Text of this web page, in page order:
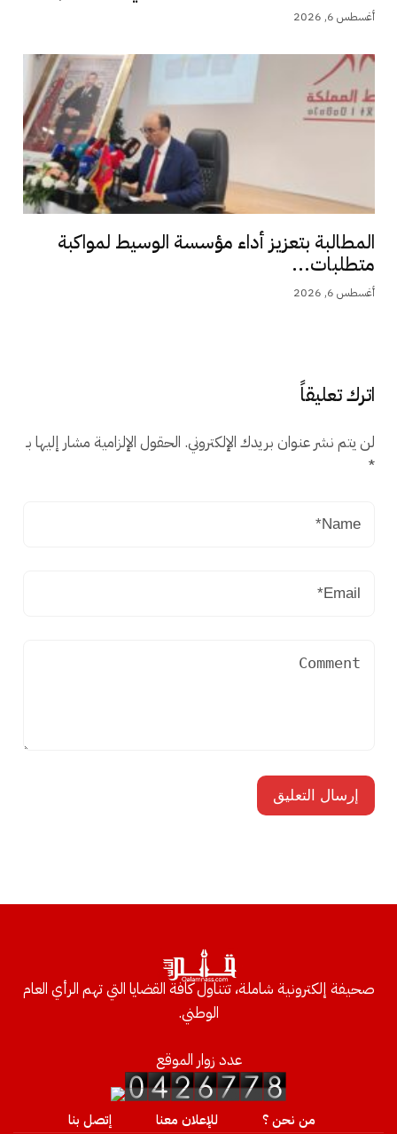
أغسطس 6, 2026
المطالبة بتعزيز أداء مؤسسة الوسيط لمواكبة
متطلبات...
أغسطس 6, 2026
اترك تعليقاً
لن يتم نشر عنوان بريدك الإلكتروني. الحقول الإلزامية مشار إليها بـ
*
صحيفة إلكترونية شاملة، تتناول كافة القضايا التي تهم الرأي العام
الوطني.
عدد زوار الموقع
من نحن ؟ للإعلان معنا إتصل بنا